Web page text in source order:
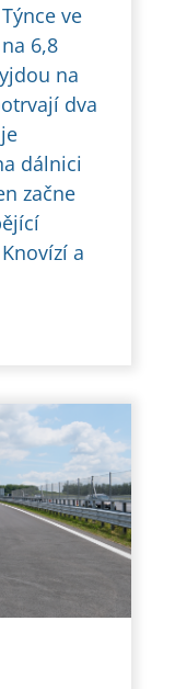
ve
6,8
na
dva
dálnici
začne
a